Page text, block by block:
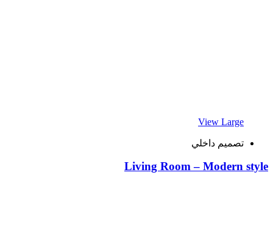
View Large
تصميم داخلي
Living Room – Modern style